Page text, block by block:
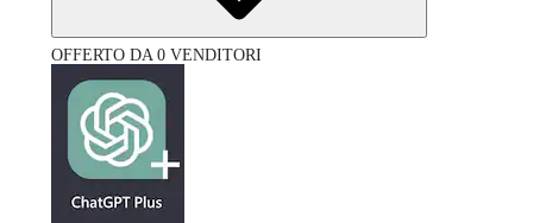
OFFERTO DA 0 VENDITORI